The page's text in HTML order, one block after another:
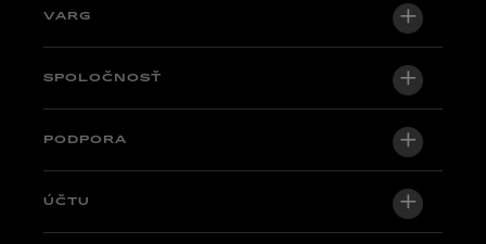
VARG
VARG EX
Factory Edition
Bicykle skladom
SPOLOČNOSŤ
O nás
PODPORA
Centrálna podpora
ÚČTU